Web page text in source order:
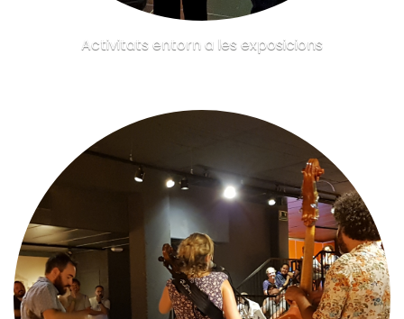
Activitats entorn a les exposicions